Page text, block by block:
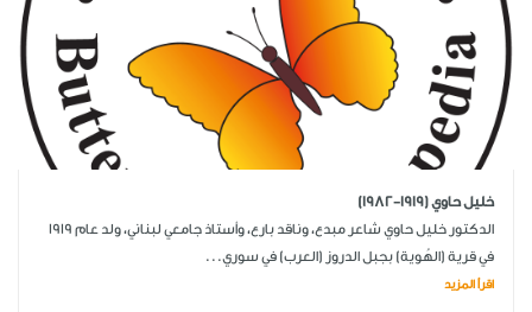
خليل حاوي (1919-1982)
الدكتور خليل حاوي شاعر مبدع، وناقد بارع، وأستاذ جامعي لبناني، ولد عام 1919
في قرية (الهُوية) بجبل الدروز (العرب) في سوري...
اقرأ المزيد